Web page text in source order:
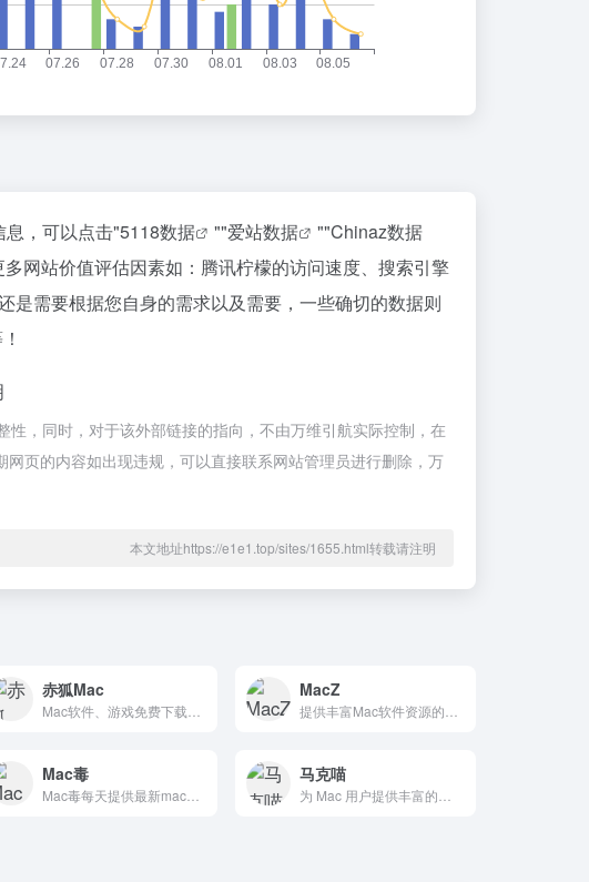
，可以点击"5118数据 ""爱站数据 ""Chinaz数据
网站价值评估因素如：腾讯柠檬的访问速度、搜索引擎
是需要根据您自身的需求以及需要，一些确切的数据则
，同时，对于该外部链接的指向，不由万维引航实际控制，在
页的内容如出现违规，可以直接联系网站管理员进行删除，万
本文地址https://e1e1.top/sites/1655.html转载请注明
赤狐Mac MacZ
Mac毒
Mac毒每天提供最新mac破解软件免费下载同时分享Mac使用技巧，致力于打造全网最全Mac破解软件与Mac技巧平台！
马克喵